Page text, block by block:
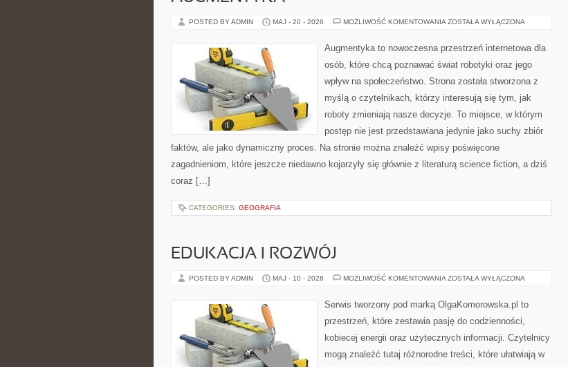
POSTED BY ADMIN MAJ - 20 - 2026 MOŻLIWOŚĆ KOMENTOWANIA AUGMENTYKA
ZOSTAŁA WYŁĄCZONA
Augmentyka to nowoczesna przestrzeń internetowa dla
osób, które chcą poznawać świat robotyki oraz jego
wpływ na społeczeństwo. Strona została stworzona z
myślą o czytelnikach, którzy interesują się tym, jak
roboty zmieniają nasze decyzje. To miejsce, w którym
postęp nie jest przedstawiana jedynie jako suchy zbiór
faktów, ale jako dynamiczny proces. Na stronie można znaleźć wpisy poświęcone
zagadnieniom, które jeszcze niedawno kojarzyły się głównie z literaturą science fiction, a dziś
coraz […]
CATEGORIES: GEOGRAFIA
EDUKACJA I ROZWÓJ
POSTED BY ADMIN MAJ - 10 - 2026 MOŻLIWOŚĆ KOMENTOWANIA EDUKACJA
ZOSTAŁA WYŁĄCZONA
Serwis tworzony pod marką OlgaKomorowska.pl to
przestrzeń, które zestawia pasję do codzienności,
kobiecej energii oraz użytecznych informacji. Czytelnicy
mogą znaleźć tutaj różnorodne treści, które ułatwiają w